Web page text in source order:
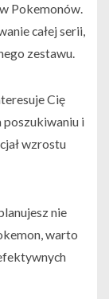
Pokemonów.
całej serii,
zestawu.
Cię
poszukiwaniu i
wzrostu
nie
warto